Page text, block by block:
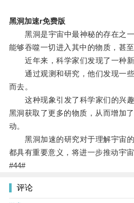
黑洞加速r免费版
黑洞是宇宙中最神秘的存在之一
能够吞噬一切进入其中的物质，甚
近年来，科学家们发现了一种新
通过观测和研究，他们发现一些
而去。
这种现象引发了科学家们的兴趣
黑洞获取了更多的物质，从而增加
动。
黑洞加速的研究对于理解宇宙的
都具有重要意义，将进一步推动宇宙
#44#
评论